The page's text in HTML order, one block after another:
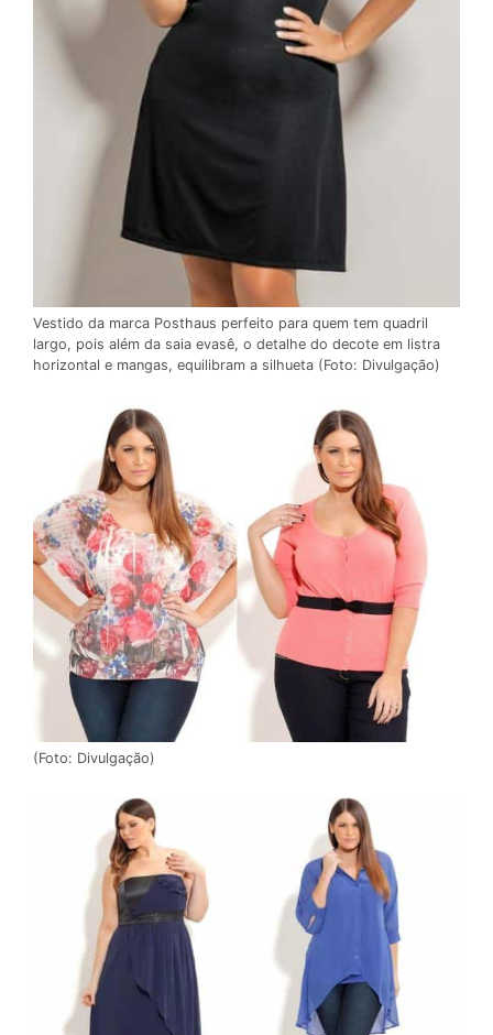
Vestido da marca Posthaus perfeito para quem tem quadril
largo, pois além da saia evasê, o detalhe do decote em listra
horizontal e mangas, equilibram a silhueta (Foto: Divulgação)
(Foto: Divulgação)